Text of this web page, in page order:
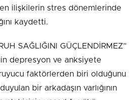
ilişkilerin stres dönemlerinde
kaydetti.
SAĞLIĞINI GÜÇLENDİRMEZ”
depresyon ve anksiyete
faktörlerden biri olduğunu
bir arkadaşın varlığının